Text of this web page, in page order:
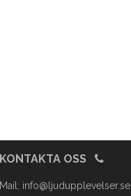
KONTAKTA OSS
Mail: info@ljudupplevelser.se